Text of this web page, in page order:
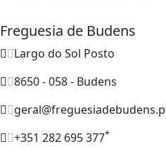
Freguesia de Budens
Largo do Sol Posto
8650 - 058 - Budens
+351 282 695 377*